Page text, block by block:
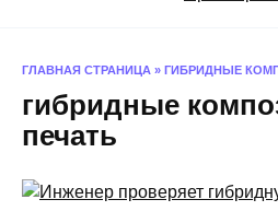
ГЛАВНАЯ СТРАНИЦА » ГИБРИДНЫЕ
гибридные
печать